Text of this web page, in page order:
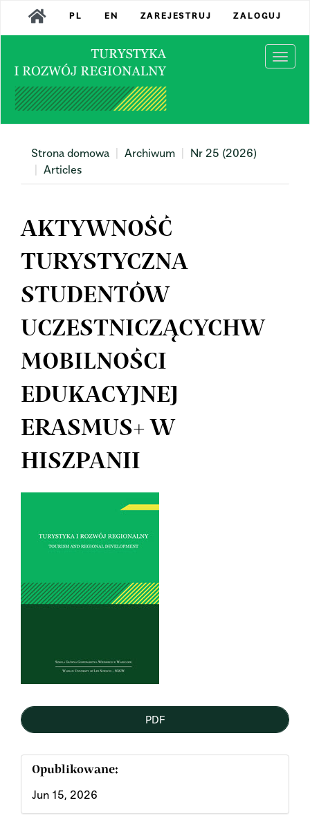
Main
Navigation
Sidebar
PL EN ZAREJESTRUJ ZALOGUJ
Strona domowa Archiwum
Nr 25 (2026)
Articles
AKTYWNOŚĆ
TURYSTYCZNA
STUDENTÓW
UCZESTNICZĄCYCHW
MOBILNOŚCI
EDUKACYJNEJ
ERASMUS+ W
HISZPANII
Sidebar
PDF
Opublikowane:
Jun 15, 2026